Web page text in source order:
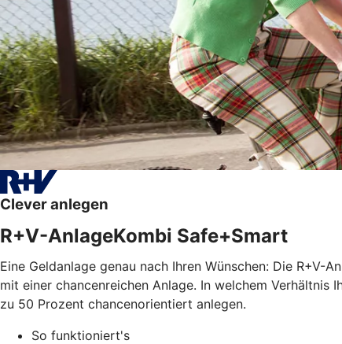
Clever anlegen
R+V-AnlageKombi Safe+Smart
Eine Geldanlage genau nach Ihren Wünschen: Die R+V-
mit einer chancenreichen Anlage. In welchem
zu 50 Prozent chancenorientiert anlegen.
So funktioniert's